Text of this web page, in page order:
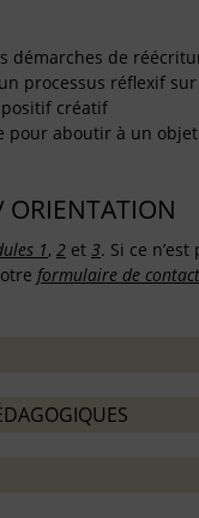
démarches de
processus réflexif
créatif
pour aboutir à un objet
ORIENTATION
1, 2 et 3. Si ce
formulaire de contact